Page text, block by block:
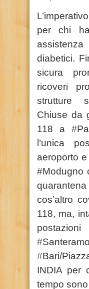
per chi
diabetici.
sicura
ricoveri
strutture
Chiuse da
118 a
l’unica
aeroporto e
#Modugno
cos’altro
118, ma,
#Bari/
INDIA per
tempo